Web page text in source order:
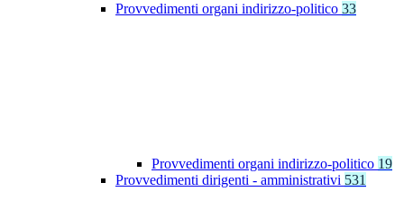
Provvedimenti organi indirizzo-politico 33
Provvedimenti organi indirizzo-politico 19
Provvedimenti dirigenti - amministrativi 531